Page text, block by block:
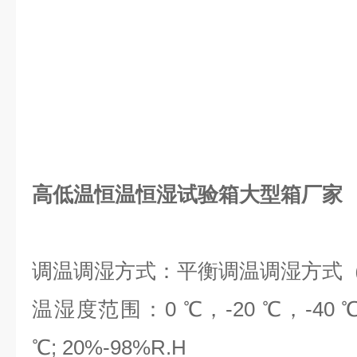
高低温恒温恒湿试验箱大型箱厂家
调温调湿方式：平衡调温调湿方式
温湿度范围：0 ℃，-20 ℃，-40
℃; 20%-98%R.H